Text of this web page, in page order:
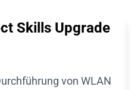
Skills Upgrade
von WLAN